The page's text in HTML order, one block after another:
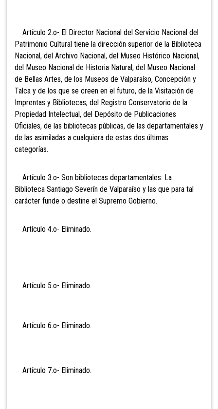
Artículo 2.o- El Director Nacional del Servicio Nacional del
Patrimonio Cultural tiene la dirección superior de la Biblioteca
Nacional, del Archivo Nacional, del Museo Histórico Nacional,
del Museo Nacional de Historia Natural, del Museo Nacional
de Bellas Artes, de los Museos de Valparaíso, Concepción y
Talca y de los que se creen en el futuro, de la Visitación de
Imprentas y Bibliotecas, del Registro Conservatorio de la
Propiedad Intelectual, del Depósito de Publicaciones
Oficiales, de las bibliotecas públicas, de las departamentales y
de las asimiladas a cualquiera de estas dos últimas
categorías.
Artículo 3.o- Son bibliotecas departamentales: La
Biblioteca Santiago Severín de Valparaíso y las que para tal
carácter funde o destine el Supremo Gobierno.
Artículo 4.o- Eliminado.
Artículo 5.o- Eliminado.
Artículo 6.o- Eliminado.
Artículo 7.o- Eliminado.